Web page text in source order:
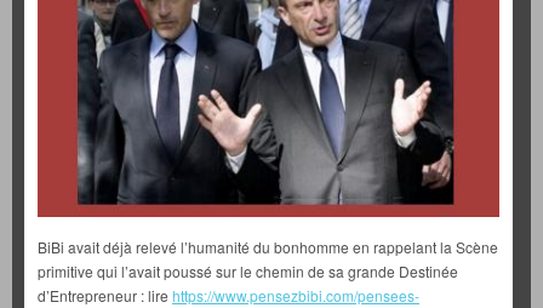
BiBi avait déjà relevé l’humanité du bonhomme en rappelant la Scène
primitive qui l’avait poussé sur le chemin de sa grande Destinée
d’Entrepreneur : lire https://www.pensezbibi.com/pensees-